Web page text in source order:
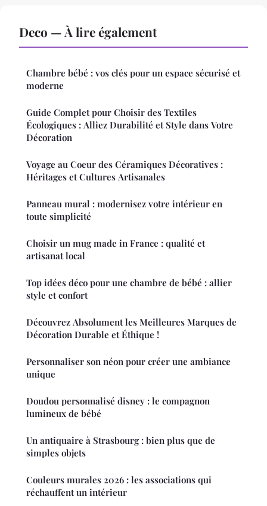
Deco — À lire également
Chambre bébé : vos clés pour un espace sécurisé et
moderne
Guide Complet pour Choisir des Textiles
Écologiques : Alliez Durabilité et Style dans Votre
Décoration
Voyage au Coeur des Céramiques Décoratives :
Héritages et Cultures Artisanales
Panneau mural : modernisez votre intérieur en
toute simplicité
Choisir un mug made in France : qualité et
artisanat local
Top idées déco pour une chambre de bébé : allier
style et confort
Découvrez Absolument les Meilleures Marques de
Décoration Durable et Éthique !
Personnaliser son néon pour créer une ambiance
unique
Doudou personnalisé disney : le compagnon
lumineux de bébé
Un antiquaire à Strasbourg : bien plus que de
simples objets
Couleurs murales 2026 : les associations qui
réchauffent un intérieur